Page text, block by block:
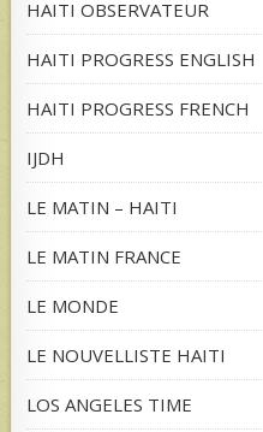
HAITI OBSERVATEUR
HAITI PROGRESS ENGLISH
HAITI PROGRESS FRENCH
IJDH
LE MATIN – HAITI
LE MATIN FRANCE
LE MONDE
LE NOUVELLISTE HAITI
LOS ANGELES TIME